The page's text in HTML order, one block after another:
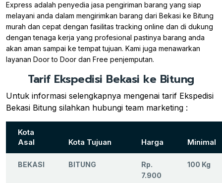
Express adalah penyedia jasa pengiriman barang yang siap
melayani anda dalam mengirimkan barang dari Bekasi ke Bitung
murah dan cepat dengan fasilitas tracking online dan di dukung
dengan tenaga kerja yang profesional pastinya barang anda
akan aman sampai ke tempat tujuan. Kami juga menawarkan
layanan Door to Door dan Free penjemputan.
Tarif Ekspedisi Bekasi ke Bitung
Untuk informasi selengkapnya mengenai tarif Ekspedisi
Bekasi Bitung silahkan hubungi team marketing :
Kota
Asal
Kota Tujuan Harga Minimal
BEKASI BITUNG
Rp.
7.900
100 Kg